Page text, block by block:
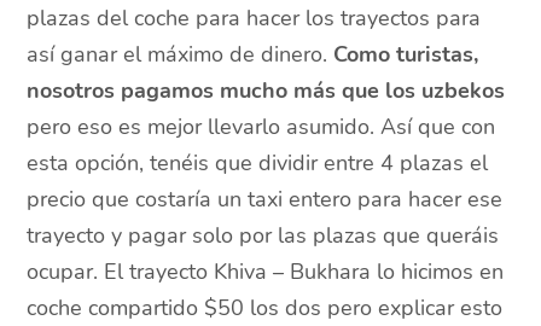
plazas del coche para hacer los trayectos para
así ganar el máximo de dinero. Como turistas,
nosotros pagamos mucho más que los uzbekos
pero eso es mejor llevarlo asumido. Así que con
esta opción, tenéis que dividir entre 4 plazas el
precio que costaría un taxi entero para hacer ese
trayecto y pagar solo por las plazas que queráis
ocupar. El trayecto Khiva – Bukhara lo hicimos en
coche compartido $50 los dos pero explicar esto